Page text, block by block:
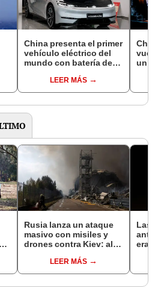
China presenta el primer
vehículo eléctrico del
mundo con batería de
400 kilómetros con una
sola carga
LEER MÁS
un
Rusia lanza un ataque
masivo con misiles y
drones contra Kiev: al
más de 50 heridos
LEER MÁS
Las
eran
en